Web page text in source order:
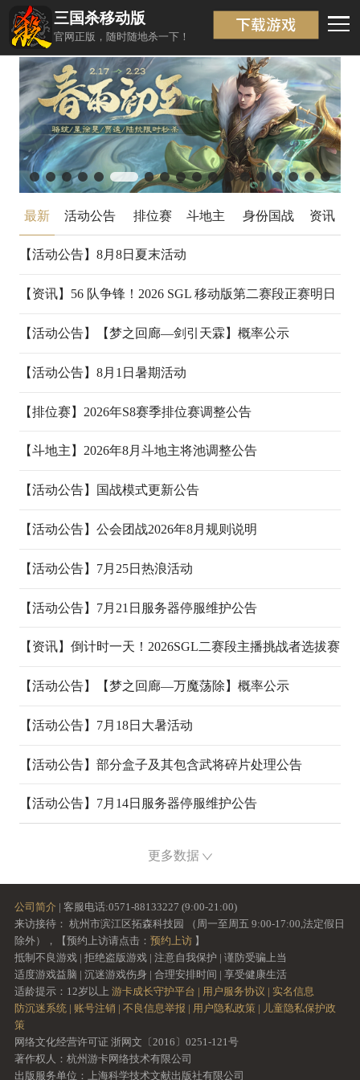
三国杀移动版
官网正版，随时随地杀一下！
返回
最新 活动公告 排位赛 斗地主 身份国战 资讯
【活动公告】 8月8日夏末活动
08-07
【资讯】 56 队争锋！2026 SGL 移动版第二赛段正赛明日
开战
08-07
【活动公告】 【梦之回廊—剑引天霖】概率公示
07-31
【活动公告】 8月1日暑期活动
07-31
【排位赛】 2026年S8赛季排位赛调整公告
07-31
【斗地主】 2026年8月斗地主将池调整公告
07-31
【活动公告】 国战模式更新公告
07-31
【活动公告】 公会团战2026年8月规则说明
07-31
【活动公告】 7月25日热浪活动
07-24
【活动公告】 7月21日服务器停服维护公告
07-20
【资讯】 倒计时一天！2026SGL二赛段主播挑战者选拔赛
即将开赛
07-17
【活动公告】 【梦之回廊—万魔荡除】概率公示
07-17
【活动公告】 7月18日大暑活动
07-17
【活动公告】 部分盒子及其包含武将碎片处理公告
07-16
【活动公告】 7月14日服务器停服维护公告
更多数据
公司简介 | 客服电话:0571-88133227 (9:00-21:00)
来访接待： 杭州市滨江区拓森科技园 （周一至周五 9:00-17:00,法定假日
除外），【预约上访请点击： 预约上访】
抵制不良游戏 | 拒绝盗版游戏 | 注意自我保护 | 谨防受骗上当
适度游戏益脑 | 沉迷游戏伤身 | 合理安排时间 | 享受健康生活
适龄提示：12岁以上 游卡成长守护平台 | 用户服务协议 | 实名信息
防沉迷系统 | 账号注销 | 不良信息举报 | 用户隐私政策 | 儿童隐私保护政
策
网络文化经营许可证 浙网文〔2016〕0251-121号
著作权人：杭州游卡网络技术有限公司
出版服务单位：上海科学技术文献出版社有限公司